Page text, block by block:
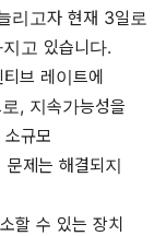
리고자 현재 3일로
고 있습니다.
브 레이트에
, 지속가능성을
규모
제는 해결되지
할 수 있는 장치